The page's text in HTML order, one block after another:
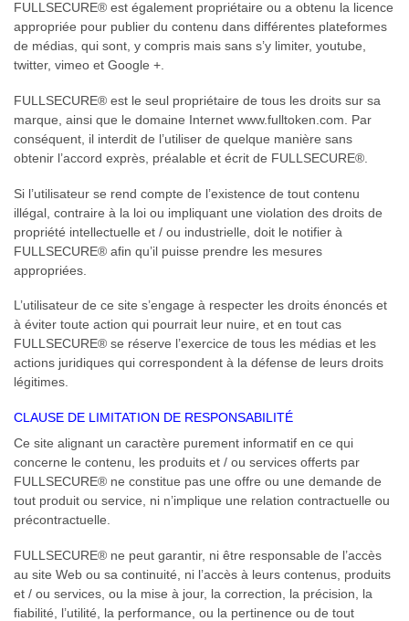
FULLSECURE® est également propriétaire ou a obtenu la licence
appropriée pour publier du contenu dans différentes plateformes
de médias, qui sont, y compris mais sans s’y limiter, youtube,
twitter, vimeo et Google +.
FULLSECURE® est le seul propriétaire de tous les droits sur sa
marque, ainsi que le domaine Internet www.fulltoken.com. Par
conséquent, il interdit de l’utiliser de quelque manière sans
obtenir l’accord exprès, préalable et écrit de FULLSECURE®.
Si l’utilisateur se rend compte de l’existence de tout contenu
illégal, contraire à la loi ou impliquant une violation des droits de
propriété intellectuelle et / ou industrielle, doit le notifier à
FULLSECURE® afin qu’il puisse prendre les mesures
appropriées.
L’utilisateur de ce site s’engage à respecter les droits énoncés et
à éviter toute action qui pourrait leur nuire, et en tout cas
FULLSECURE® se réserve l’exercice de tous les médias et les
actions juridiques qui correspondent à la défense de leurs droits
légitimes.
CLAUSE DE LIMITATION DE RESPONSABILITÉ
Ce site alignant un caractère purement informatif en ce qui
concerne le contenu, les produits et / ou services offerts par
FULLSECURE® ne constitue pas une offre ou une demande de
tout produit ou service, ni n’implique une relation contractuelle ou
précontractuelle.
FULLSECURE® ne peut garantir, ni être responsable de l’accès
au site Web ou sa continuité, ni l’accès à leurs contenus, produits
et / ou services, ou la mise à jour, la correction, la précision, la
fiabilité, l’utilité, la performance, ou la pertinence ou de tout